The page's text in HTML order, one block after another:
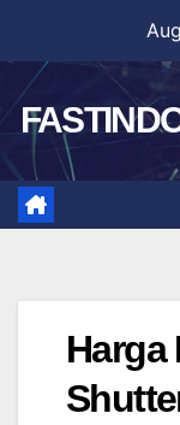
content
Harga